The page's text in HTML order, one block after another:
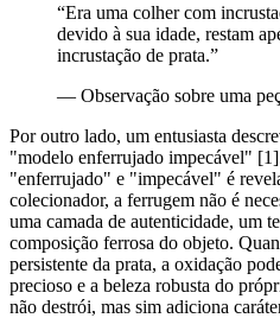
“Era uma colher com
devido à sua idade, restam
incrustação de prata.”
— Observação sobre uma
Por outro lado, um entusiasta
"modelo enferrujado impecável"
"enferrujado" e "impecável" é
colecionador, a ferrugem não é
uma camada de autenticidade, um
composição ferrosa do objeto.
persistente da prata, a oxidação
precioso e a beleza robusta do
não destrói, mas sim adiciona